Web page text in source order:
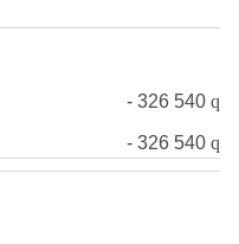
- 326 540 q
- 326 540 q